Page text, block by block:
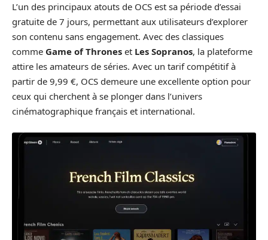
L’un des principaux atouts de OCS est sa période d’essai
gratuite de 7 jours, permettant aux utilisateurs d’explorer
son contenu sans engagement. Avec des classiques
comme Game of Thrones et Les Sopranos, la plateforme
attire les amateurs de séries. Avec un tarif compétitif à
partir de 9,99 €, OCS demeure une excellente option pour
ceux qui cherchent à se plonger dans l’univers
cinématographique français et international.